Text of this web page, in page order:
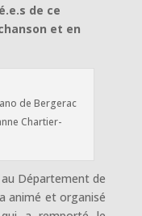
de ce
et en
de Bergerac
Chartier-
Département de
animé et organisé